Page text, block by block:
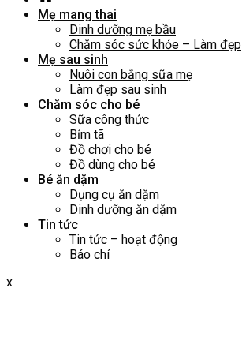
Mẹ mang thai
Dinh dưỡng mẹ bầu
Chăm sóc sức khỏe – Làm đẹp
Mẹ sau sinh
Nuôi con bằng sữa mẹ
Làm đẹp sau sinh
Chăm sóc cho bé
Sữa công thức
Bỉm tã
Đồ chơi cho bé
Đồ dùng cho bé
Bé ăn dặm
Dụng cụ ăn dặm
Dinh dưỡng ăn dặm
Tin tức
Tin tức – hoạt động
Báo chí
x